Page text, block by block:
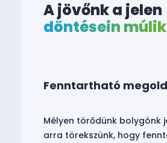
A jövőnk a jelen
döntésein múlik
Fenntartható
Mélyen törődünk bolygónk
arra törekszünk, hogy